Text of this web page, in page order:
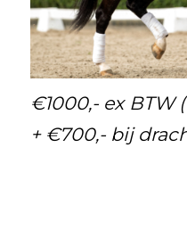
€1000,- ex BTW
+ €700,- bij